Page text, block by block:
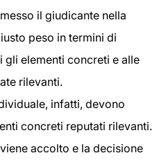
il giudicante nella
peso in termini di
gli elementi concreti e alle
rilevanti.
infatti, devono
concreti reputati rilevanti.
accolto e la decisione